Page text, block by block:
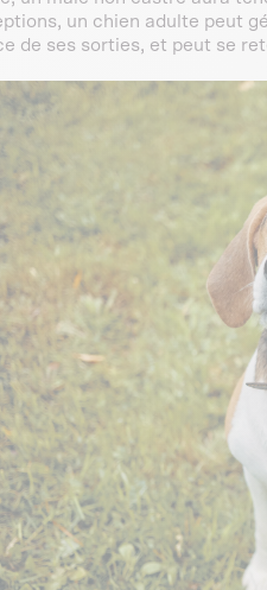
un chien adulte peut
de ses sorties, et peut se